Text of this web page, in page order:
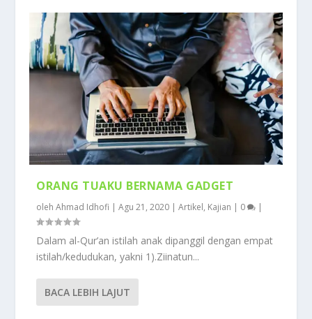
ORANG TUAKU BERNAMA GADGET
olehAhmad Idhofi |Agu 21, 2020 |Artikel, Kajian | 0 |
Dalam al-Qur’an istilah anak dipanggil dengan empat
istilah/kedudukan, yakni 1).Ziinatun...
BACA LEBIH LAJUT